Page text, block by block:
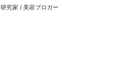
究家 / 美容ブロガー